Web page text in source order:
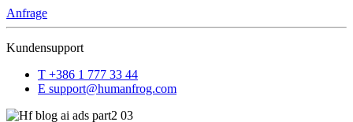
Anfrage
Kundensupport
T +386 1 777 33 44
E support@humanfrog.com